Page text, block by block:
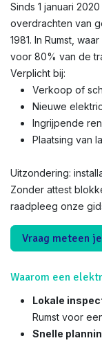
Sinds 1 januari
overdrachten van
1981. In Rumst,
voor 80% van de
Verplicht bij:
Verkoop of
Nieuwe
Ingrijpende
Plaatsing van
Uitzondering:
Zonder attest
raadpleeg onze
Vraag meteen
Waarom een
Lokale
Rumst voor
Snelle